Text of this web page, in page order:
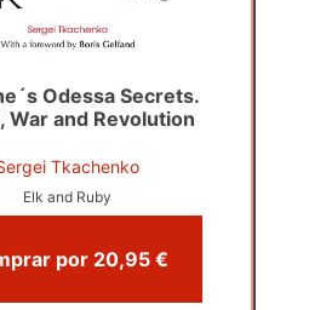
Odessa Secrets.
War and Revolution
Tkachenko
Elk and Ruby
Comprar por 20,95 €